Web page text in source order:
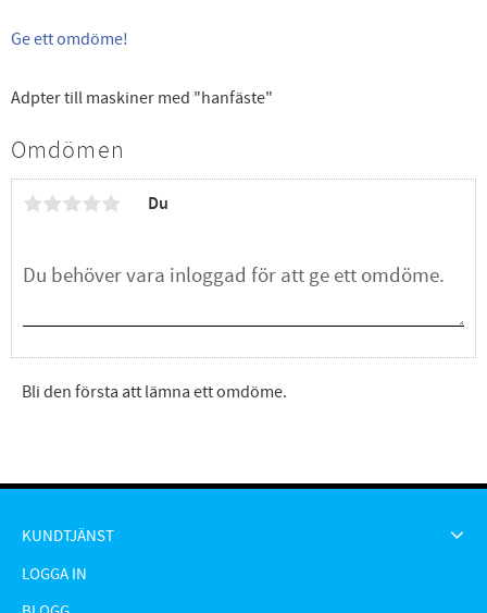
Ge ett omdöme!
Adpter till maskiner med "hanfäste"
Omdömen
Du
Bli den första att lämna ett omdöme.
KUNDTJÄNST
LOGGA IN